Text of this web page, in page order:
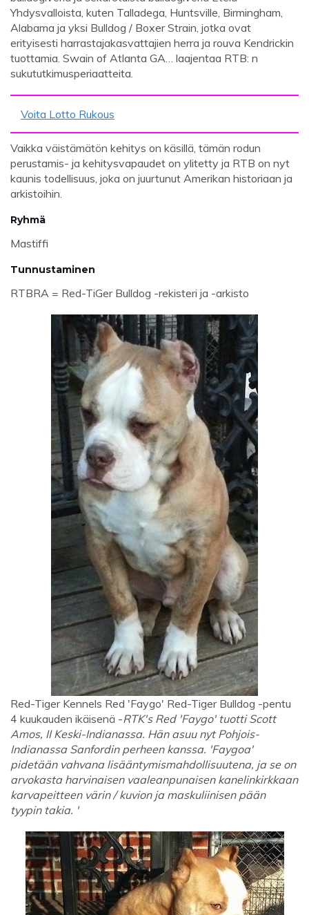
Yhdysvalloista, kuten Talladega, Huntsville, Birmingham,
Alabama ja yksi Bulldog / Boxer Strain, jotka ovat
erityisesti harrastajakasvattajien herra ja rouva Kendrickin
tuottamia. Swain of Atlanta GA… laajentaa RTB: n
sukututkimusperiaatteita.
Voita Lotto Rukous
Vaikka väistämätön kehitys on käsillä, tämän rodun
perustamis- ja kehitysvapaudet on ylitetty ja RTB on nyt
kaunis todellisuus, joka on juurtunut Amerikan historiaan ja
arkistoihin.
Ryhmä
Mastiffi
Tunnustaminen
RTBRA = Red-TiGer Bulldog -rekisteri ja -arkisto
Red-Tiger Kennels Red 'Faygo' Red-Tiger Bulldog -pentu
4 kuukauden ikäisenä -RTK's Red 'Faygo' tuotti Scott
Amos, II Keski-Indianassa. Hän asuu nyt Pohjois-
Indianassa Sanfordin perheen kanssa. 'Faygoa'
pidetään vahvana lisääntymismahdollisuutena, ja se on
arvokasta harvinaisen vaaleanpunaisen kanelinkirkkaan
karvapeitteen värin / kuvion ja maskuliinisen pään
tyypin takia. '